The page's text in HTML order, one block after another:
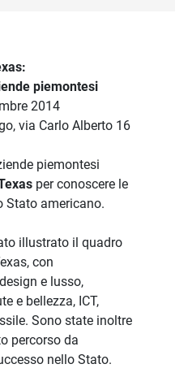
piemontesi
2014
via Carlo Alberto 16
piemontesi
per conoscere le
Stato americano.
illustrato il quadro
con
e lusso,
e bellezza, ICT,
Sono state inoltre
percorso da
nello Stato.